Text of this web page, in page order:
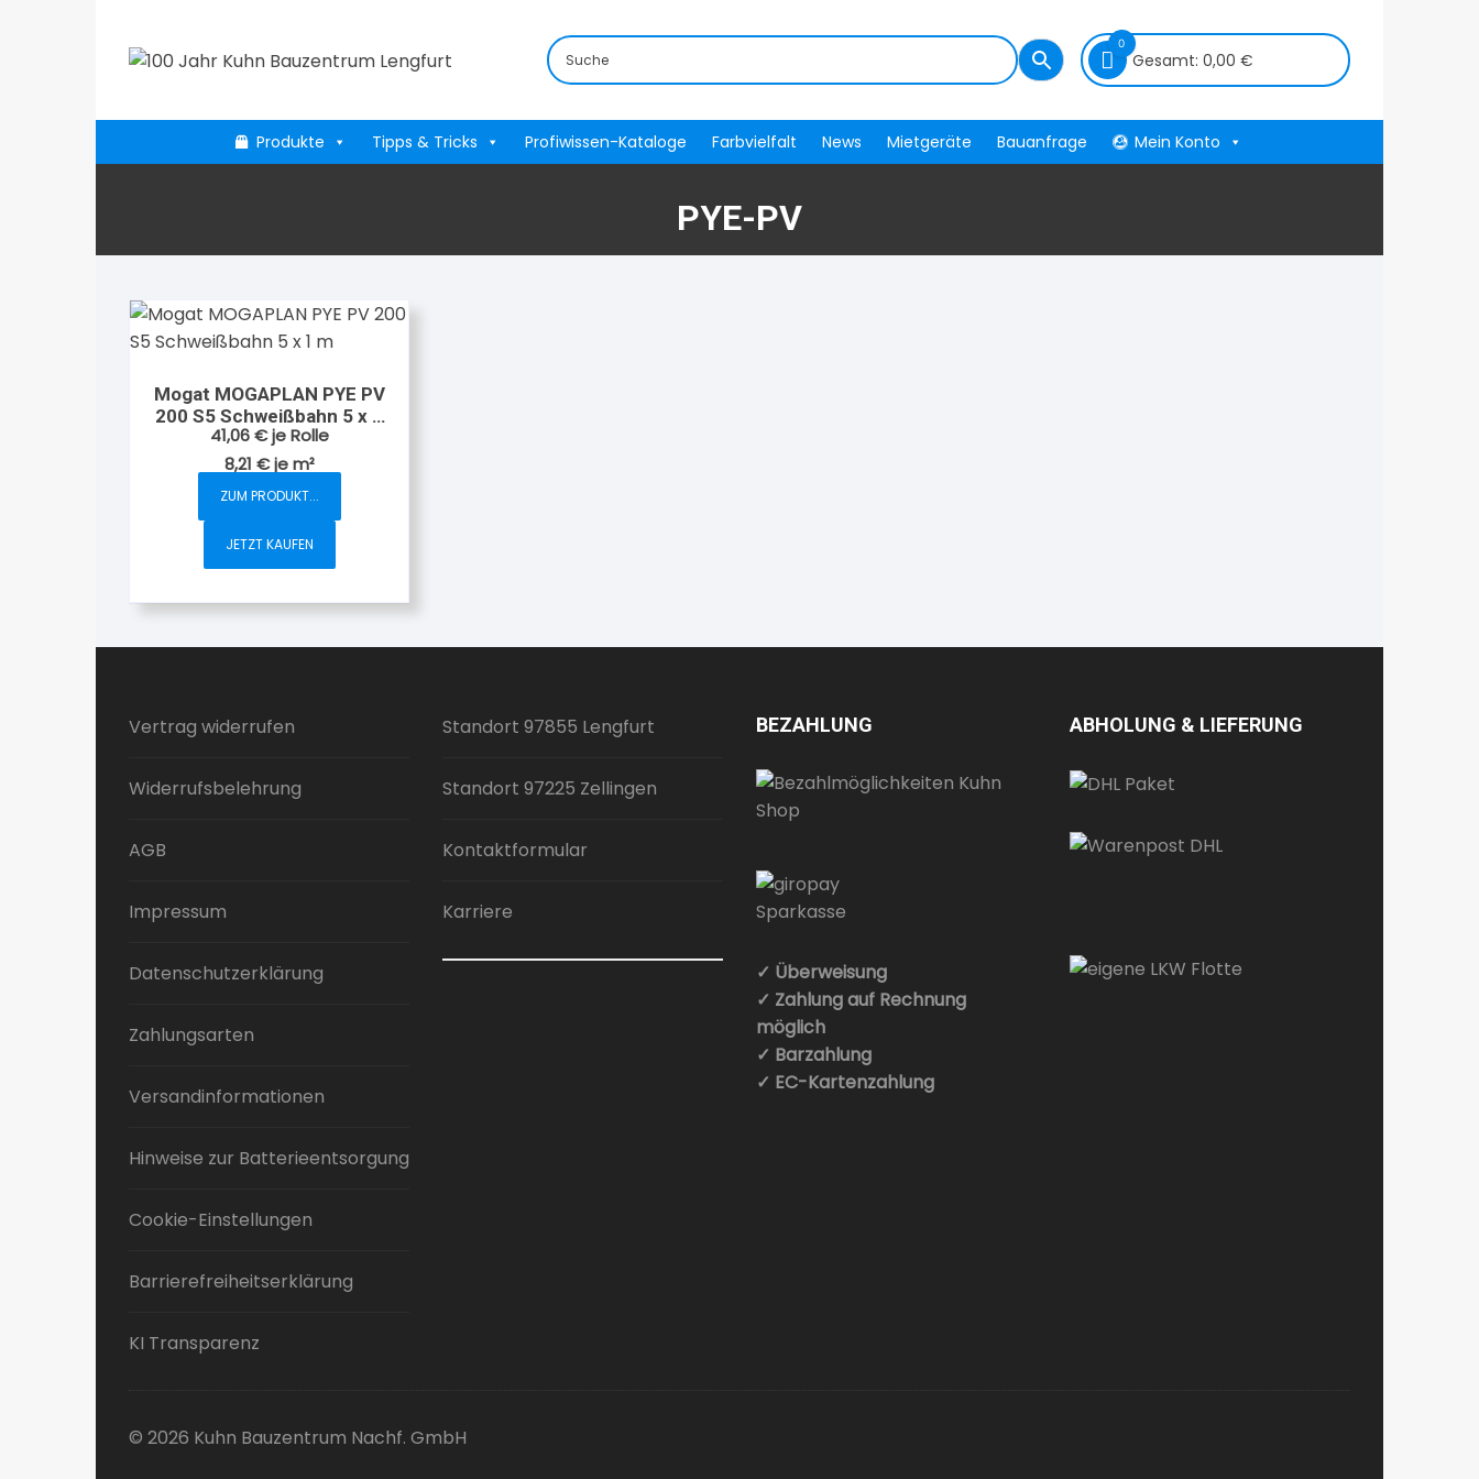
springen
0
Gesamt: 0,00 €
Produkte Tipps & Tricks Profiwissen-Kataloge Farbvielfalt News Mietgeräte Bauanfrage Mein Konto
PYE-PV
Mogat MOGAPLAN PYE PV
200 S5 Schweißbahn 5 x 1
m
41,06€ je Rolle
8,21 €jem²
ZUM PRODUKT...
JETZT KAUFEN
Vertrag widerrufen
Widerrufsbelehrung
AGB
Impressum
Datenschutzerklärung
Zahlungsarten
Versandinformationen
Hinweise zur Batterieentsorgung
Cookie-Einstellungen
Barrierefreiheitserklärung
KI Transparenz
Standort 97855 Lengfurt
Standort 97225 Zellingen
Kontaktformular
Karriere
BEZAHLUNG
✓ Überweisung
✓ Zahlung auf Rechnung
möglich
✓ Barzahlung
✓ EC-Kartenzahlung
ABHOLUNG & LIEFERUNG
© 2026 Kuhn Bauzentrum Nachf. GmbH